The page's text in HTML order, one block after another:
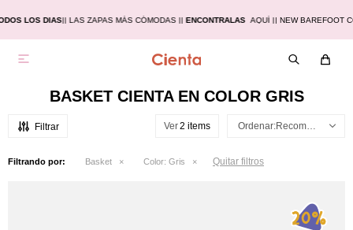
LOS DIAS|| LAS ZAPAS MÁS CÓMODAS | |ENCONTRALAS AQUÍ | | NEW BAREFOOT

BASKET CIENTA EN COLOR GRIS
Ver Recomendados
Filtrando por: Basket Color: Gris Quitar filtros